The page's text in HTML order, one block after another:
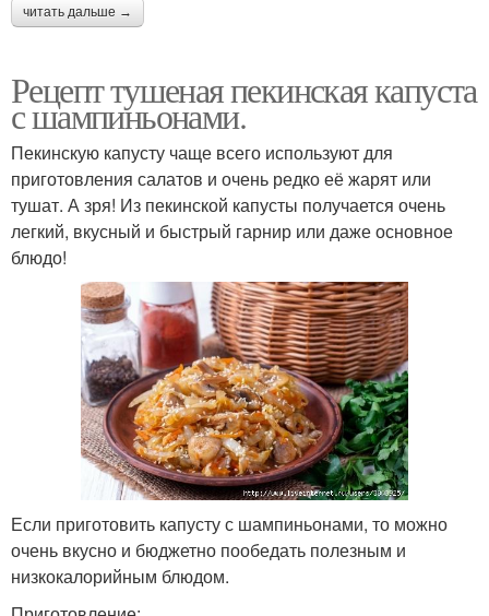
читать дальше →
Рецепт тушеная пекинская капуста
с шампиньонами.
Пекинскую капусту чаще всего используют для
приготовления салатов и очень редко её жарят или
тушат. А зря! Из пекинской капусты получается очень
легкий, вкусный и быстрый гарнир или даже основное
блюдо!
Если приготовить капусту с шампиньонами, то можно
очень вкусно и бюджетно пообедать полезным и
низкокалорийным блюдом.